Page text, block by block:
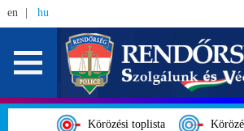
en hu
Körözési toplista